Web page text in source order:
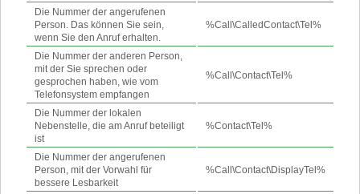
Die Nummer der angerufenen
Person. Das können Sie sein,
wenn Sie den Anruf erhalten.
%Call\CalledContact\Tel%
Die Nummer der anderen Person,
mit der Sie sprechen oder
gesprochen haben, wie vom
Telefonsystem empfangen
%Call\Contact\Tel%
Die Nummer der lokalen
Nebenstelle, die am Anruf beteiligt
ist
%Contact\Tel%
Die Nummer der angerufenen
Person, mit der Vorwahl für
bessere Lesbarkeit
%Call\Contact\DisplayTel%